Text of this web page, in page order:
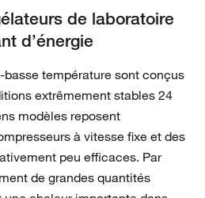
de laboratoire
d’énergie
température sont conçus
extrêmement stables 24
modèles reposent
à vitesse fixe et des
peu efficaces. Par
de grandes quantités